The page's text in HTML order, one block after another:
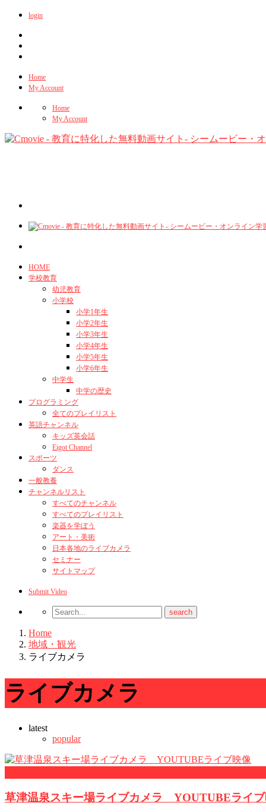
login
Home
My Account
Home
My Account
HOME
学校教育
幼児教育
小学校
小学1年生
小学2年生
小学3年生
小学4年生
小学5年生
小学6年生
中学生
中学の歴史
プログラミング
全てのプレイリスト
英語チャンネル
キッズ英会話
Eigot Channel
スポーツ
ダンス
一般教養
チャンネルリスト
すべてのチャンネル
すべてのプレイリスト
楽器を学ぼう
アート・美術
日本各地のライブカメラ
セミナー
サイトマップ
Submit Video
Home
地域・観光
ライブカメラ
ライブカメラ
latest
popular
草津温泉スキー場ライブカメラ YOUTUBEライ